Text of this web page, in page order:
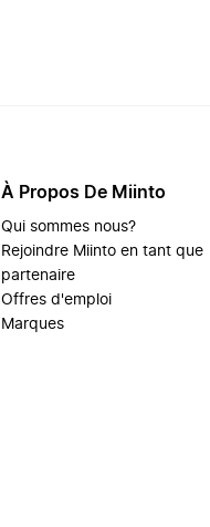
À Propos De Miinto
Qui sommes nous?
Rejoindre Miinto en tant que
partenaire
Offres d'emploi
Marques